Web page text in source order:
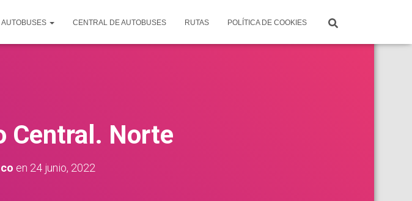
AUTOBUSES CENTRAL DE AUTOBUSES RUTAS POLÍTICA DE COOKIES
Central. Norte
en 24 junio, 2022